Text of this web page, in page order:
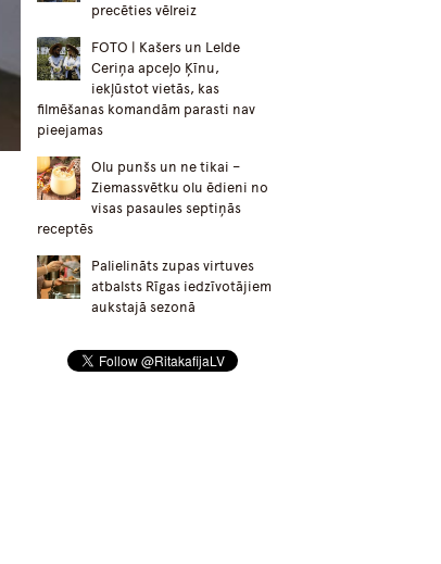
precēties vēlreiz
FOTO | Kašers un Lelde
Ceriņa apceļo Ķīnu,
iekļūstot vietās, kas
filmēšanas komandām parasti nav
pieejamas
Olu punšs un ne tikai –
Ziemassvētku olu ēdieni no
visas pasaules septiņās
receptēs
Palielināts zupas virtuves
atbalsts Rīgas iedzīvotājiem
aukstajā sezonā